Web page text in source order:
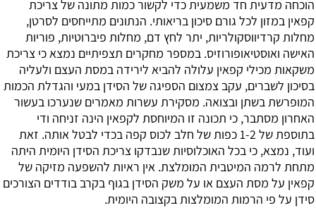
הוכחה מדעית חד משמעית כדי לקשור כמות מתונה של צריכת
קפאין במזון לכל גורם סיכון בריאותי. הנתונים מתייחסים לסרטן,
מחלות קרדיווסקולריות, יתר לחץ דם, מחלות פיברוטיות, פוריות
האישה ואוסטיאופורוזיס. במספר מחקרים תצפיתיים נמצא כי צריכת
משקאות מכילי קפאין עלולה להביא לירידה במסת העצם ולעליה
בסיכון לשברים, עקב צמצום הספיגה של הסידן במעי והגדלת הכמות
המופרשת בשתן ובצואה. מסקירת עשרות מאמרים שנערכו בעשור
האחרון מסתבר, כי תכונה זו המיוחסת לקפאין הינה זניחה ודי
בתוספת של 1-2 כפות של חלב לכוס קפה בכדי לבטל אותה. זאת
ועוד, נמצא, כי בכל האוכלוסיות שנבדקו צריכת הסידן היומית היתה
מתחת לרמה המיטבית המומלצת. אין ראיות להשפעה מזיקה של
קפאין על מסת העצם או על משק הסידן בגוף בקרב בודדים הצורכים
סידן על פי הרמות המומלצות בקצובה היומית.